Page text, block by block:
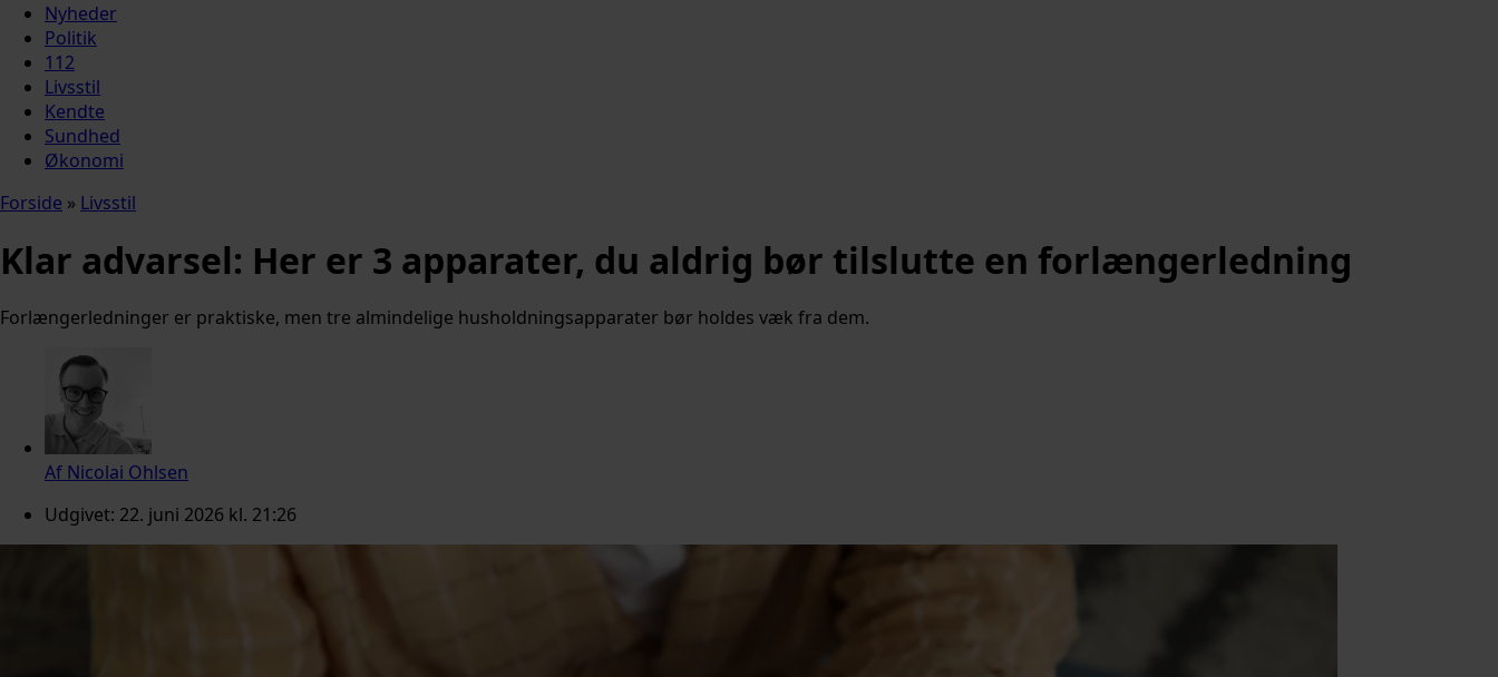
Nyheder
Politik
112
Livsstil
Kendte
Sundhed
Økonomi
Forside » Livsstil
Klar advarsel: Her er 3 apparater, du aldrig bør tilslutte en forlængerledning
Forlængerledninger er praktiske, men tre almindelige husholdningsapparater bør holdes væk fra dem.
Af Nicolai Ohlsen
Udgivet: 22. juni 2026 kl. 21:26